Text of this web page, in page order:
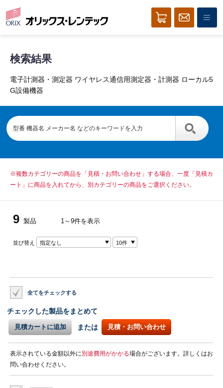
検索結果
電子計測器・測定器 ワイヤレス通信用測定器・計測器 ローカル5
G設備機器
※複数カテゴリーの商品を「見積・お問い合わせ」する場合、一度「見積カ
ート」に商品を入れてから、別カテゴリーの商品をご選択ください。
9 製品 1～9件を表示
並び替え 指定なし 10件
全てをチェックする
チェックした製品をまとめて
見積カートに追加 または 見積・お問い合わせ
表示されている金額以外に別途費用がかかる場合がございます。詳しくはお
問い合わせください。